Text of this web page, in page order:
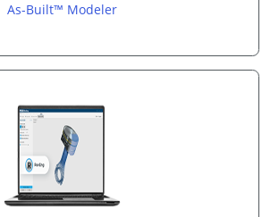
As-Built™ Modeler